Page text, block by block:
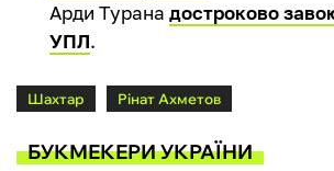
Арди Турана достроково
УПЛ.
Шахтар Рінат Ахметов
БУКМЕКЕРИ УКРАЇНИ